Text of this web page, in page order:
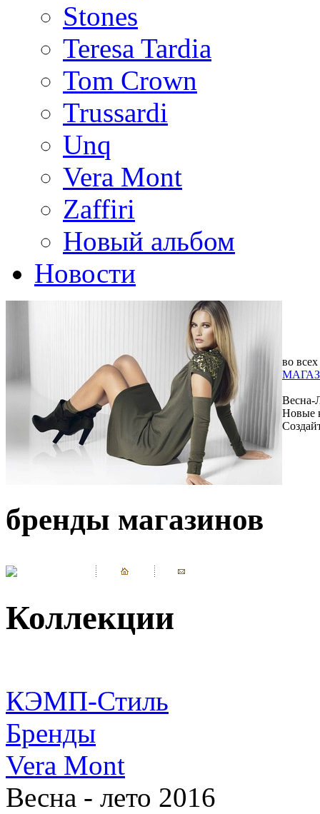
Stones
Teresa Tardia
Tom Crown
Trussardi
Unq
Vera Mont
Zaffiri
Новый альбом
Новости
во всех
Весна-
Новые
бренды магазинов
Коллекции
КЭМП-Стиль
Бренды
Vera Mont
Весна - лето 2016